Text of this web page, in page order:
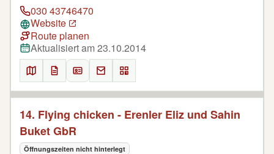
030 43746470
Website
Route planen
Aktualisiert am 23.10.2014
14. Flying chicken - Erenler Eliz und Sahin
Buket GbR
Öffnungszeiten nicht hinterlegt